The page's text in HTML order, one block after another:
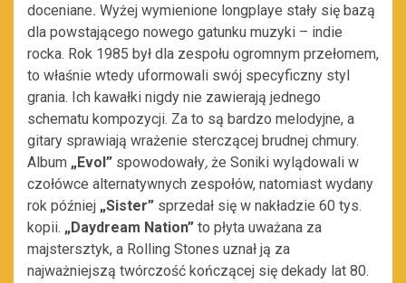
doceniane. Wyżej wymienione longplaye stały się bazą
dla powstającego nowego gatunku muzyki – indie
rocka. Rok 1985 był dla zespołu ogromnym przełomem,
to właśnie wtedy uformowali swój specyficzny styl
grania. Ich kawałki nigdy nie zawierają jednego
schematu kompozycji. Za to są bardzo melodyjne, a
gitary sprawiają wrażenie sterczącej brudnej chmury.
Album „Evol” spowodowały, że Soniki wylądowali w
czołówce alternatywnych zespołów, natomiast wydany
rok później „Sister” sprzedał się w nakładzie 60 tys.
kopii. „Daydream Nation” to płyta uważana za
majstersztyk, a Rolling Stones uznał ją za
najważniejszą twórczość kończącej się dekady lat 80.